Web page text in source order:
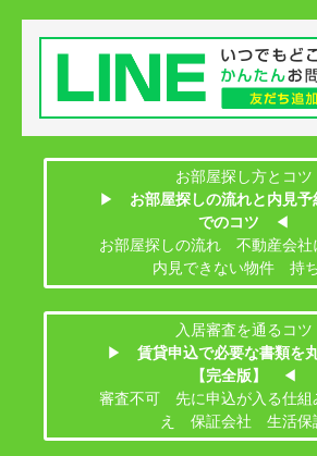
お部屋探し方とコツ
▶
お部屋探しの流れと内見予
でのコツ
◀
お部屋探しの流れ 不動産会
内見できない物件 持
入居審査を通るコツ
▶
賃貸申込で必要な書類を
【完全版】
◀
審査不可 先に申込が入る仕
え 保証会社 生活保